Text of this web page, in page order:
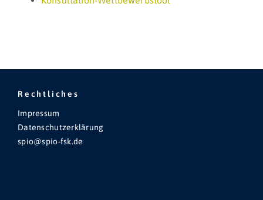
Rechtliches
Impressum
Datenschutzerklärung
spio@spio-fsk.de